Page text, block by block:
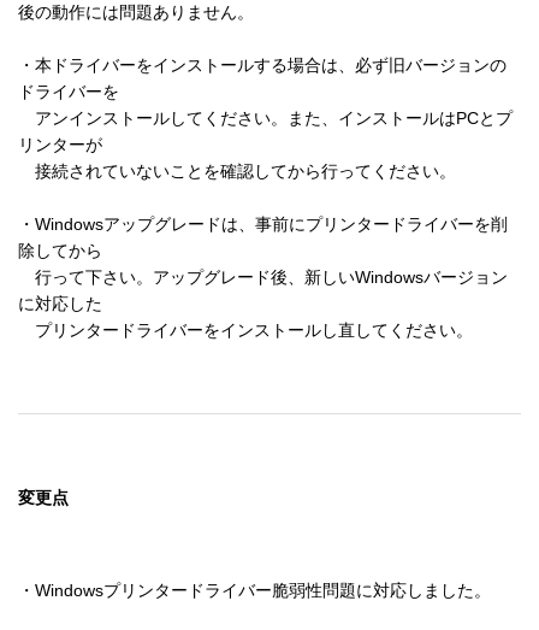
後の動作には問題ありません。
・本ドライバーをインストールする場合は、必ず旧バージョンの
ドライバーを
アンインストールしてください。また、インストールはPCとプ
リンターが
接続されていないことを確認してから行ってください。
・Windowsアップグレードは、事前にプリンタードライバーを削
除してから
行って下さい。アップグレード後、新しいWindowsバージョン
に対応した
プリンタードライバーをインストールし直してください。
変更点
・Windowsプリンタードライバー脆弱性問題に対応しました。